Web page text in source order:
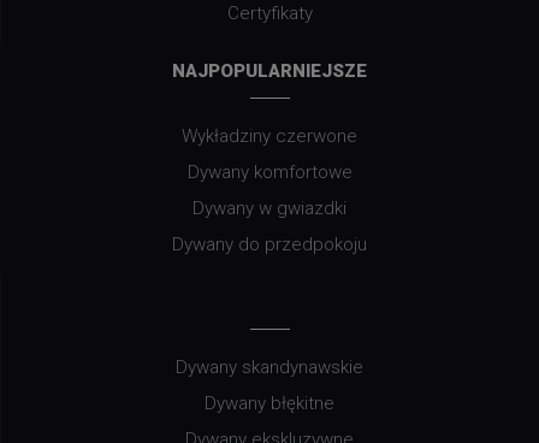
Certyfikaty
NAJPOPULARNIEJSZE
Wykładziny czerwone
Dywany komfortowe
Dywany w gwiazdki
Dywany do przedpokoju
Dywany skandynawskie
Dywany błękitne